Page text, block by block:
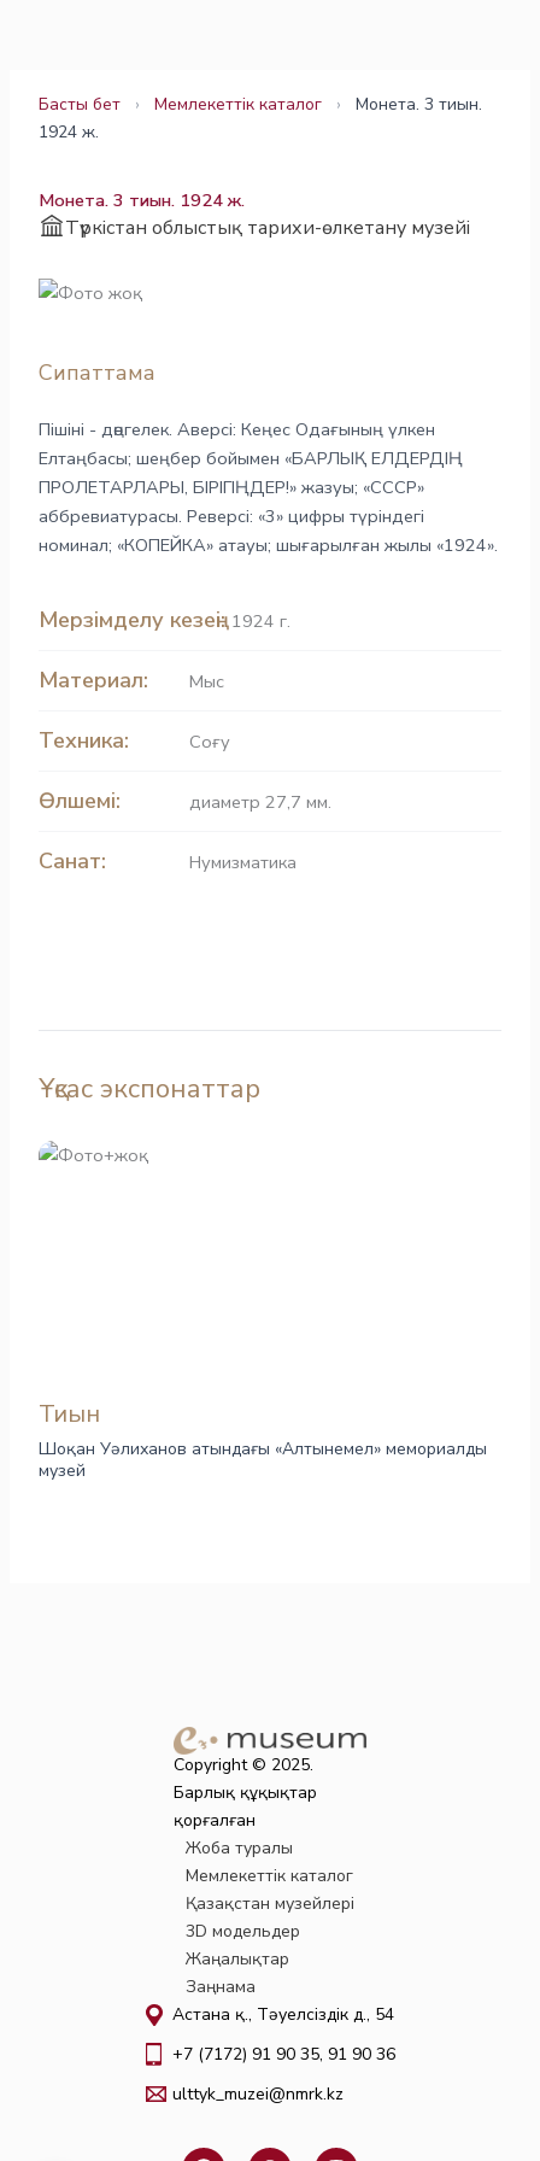
Басты бет › Мемлекеттік каталог ›
Монета. 3 тиын.
1924 ж.
Монета. 3 тиын. 1924 ж.
Түркістан облыстық тарихи-өлкетану музейі
Сипаттама
Пішіні - дөңгелек. Аверсі: Кеңес Одағының үлкен
Елтаңбасы; шеңбер бойымен «БАРЛЫҚ ЕЛДЕРДІҢ
ПРОЛЕТАРЛАРЫ, БІРІГІҢДЕР!» жазуы; «СССР»
аббревиатурасы. Реверсі: «3» цифры түріндегі
номинал; «КОПЕЙКА» атауы; шығарылған жылы «1924».
Мерзімделу кезеңі: 1924 г.
Материал: Мыс
Техника: Соғу
Өлшемі: диаметр 27,7 мм.
Санат: Нумизматика
Ұқсас экспонаттар
Тиын
Шоқан Уәлиханов атындағы «Алтынемел» мемориалды
музей
Copyright © 2025.
Барлық құқықтар
қорғалған
Жоба туралы
Мемлекеттік каталог
Қазақстан музейлері
3D модельдер
Жаңалықтар
Заңнама
Астана қ., Тәуелсіздік д., 54
+7 (7172) 91 90 35, 91 90 36
ulttyk_muzei@nmrk.kz